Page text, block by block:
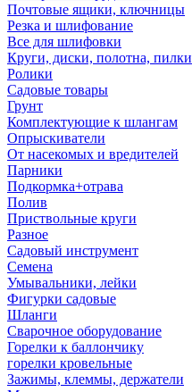
Почтовые ящики, ключницы
Резка и шлифование
Все для шлифовки
Круги, диски, полотна, пилки
Ролики
Садовые товары
Грунт
Комплектующие к шлангам
Опрыскиватели
От насекомых и вредителей
Парники
Подкормка+отрава
Полив
Приствольные круги
Разное
Садовый инструмент
Семена
Умывальники, лейки
Фигурки садовые
Шланги
Сварочное оборудование
Горелки к баллончику
горелки кровельные
Зажимы, клеммы, держатели